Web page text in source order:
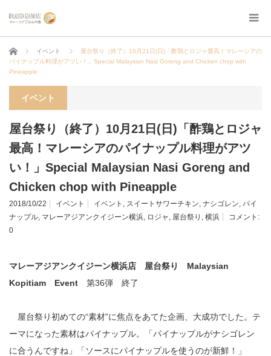
ホーム イベント
屋台祭り（終了）10月21日(日)「酢鶏とロジャ最高！マレーシアの
パイナップル料理がアツい！」Special Malaysian Nasi Goreng and Chicken chop with
Pineapple
イベント
屋台祭り（終了）10月21日(日)「酢鶏とロジャ
最高！マレーシアのパイナップル料理がアツ
い！」Special Malaysian Nasi Goreng and
Chicken chop with Pineapple
2018/10/22 イベント イベント , スイートサワーチキン, ナシゴレン, パイ
ナップル, マレーアジアンクイジーン横浜, ロジャ , 屋台祭り , 横浜
コメント:
0
マレーアジアンクイジーン横浜店 屋台祭り Malaysian
Kopitiam Event 第36弾 終了
屋台祭り初めての“素材”に焦点をあてた企画、大成功でした。テ
ーマになった素材はパイナップル。「パイナップルがナシゴレン
に合うんですね」「ソースにパイナップルを使うのが新鮮！」